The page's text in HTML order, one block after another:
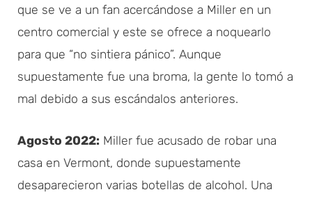
que se ve a un fan acercándose a Miller en un
centro comercial y este se ofrece a noquearlo
para que “no sintiera pánico”. Aunque
supuestamente fue una broma, la gente lo tomó a
mal debido a sus escándalos anteriores.
Agosto 2022: Miller fue acusado de robar una
casa en Vermont, donde supuestamente
desaparecieron varias botellas de alcohol. Una